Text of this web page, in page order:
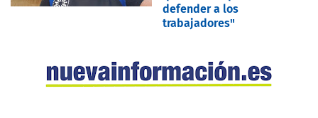
defender a los
trabajadores"